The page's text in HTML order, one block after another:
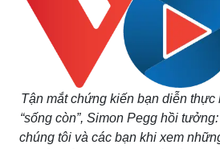
Tận mắt chứng kiến bạn diễn
“sống còn”, Simon Pegg hồi
chúng tôi và các bạn khi xem